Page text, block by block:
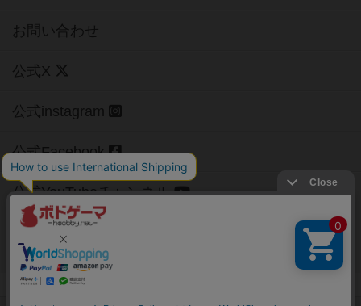
お問い合わせ
公式X
公式instagram
公式Facebook
公式YouTubeチャンネル